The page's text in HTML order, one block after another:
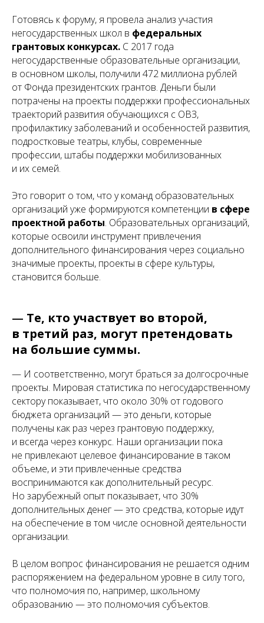
Готовясь к форуму, я провела анализ участия
негосударственных школ в федеральных
грантовых конкурсах. С 2017 года
негосударственные образовательные организации,
в основном школы, получили 472 миллиона рублей
от Фонда президентских грантов. Деньги были
потрачены на проекты поддержки профессиональных
траекторий развития обучающихся с ОВЗ,
профилактику заболеваний и особенностей развития,
подростковые театры, клубы, современные
профессии, штабы поддержки мобилизованных
и их семей.
Это говорит о том, что у команд образовательных
организаций уже формируются компетенции в сфере
проектной работы. Образовательных организаций,
которые освоили инструмент привлечения
дополнительного финансирования через социально
значимые проекты, проекты в сфере культуры,
становится больше.
— Те, кто участвует во второй,
в третий раз, могут претендовать
на большие суммы.
— И соответственно, могут браться за долгосрочные
проекты. Мировая статистика по негосударственному
сектору показывает, что около 30% от годового
бюджета организаций — это деньги, которые
получены как раз через грантовую поддержку,
и всегда через конкурс. Наши организации пока
не привлекают целевое финансирование в таком
объеме, и эти привлеченные средства
воспринимаются как дополнительный ресурс.
Но зарубежный опыт показывает, что 30%
дополнительных денег — это средства, которые идут
на обеспечение в том числе основной деятельности
организации.
В целом вопрос финансирования не решается одним
распоряжением на федеральном уровне в силу того,
что полномочия по, например, школьному
образованию — это полномочия субъектов.